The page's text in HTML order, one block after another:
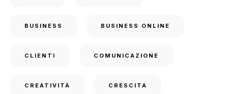
BUSINESS BUSINESS ONLINE
CLIENTI COMUNICAZIONE
CREATIVITÀ CRESCITA